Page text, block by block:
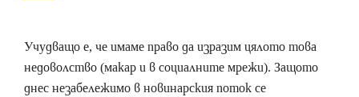
Учудващо е, че имаме право да изразим цялото това
недоволство (макар и в социалните мрежи). Защото
днес незабележимо в новинарския поток се